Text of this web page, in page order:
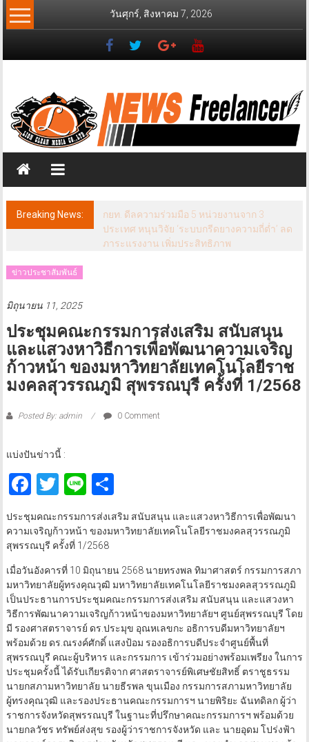
Skip
to
วันศุกร์, สิงหาคม 7, 2026
News
Freelancer
วส์
ฟรี
แลน
เซอร์
Breaking News:
กยท. ดีลความร่วมมือ 5 หน่วยงานจาก 3
ประเทศ หนุนวิจัย ‘ระบบกรีดยางความถี่ต่ำ’ ลด
ภาระแรงงาน เพิ่มประสิทธิภาพ
ข่าวประชาสัมพันธ์
มิถุนายน 11, 2025
ประชุมคณะกรรมการส่งเสริม สนับสนุน
และแสวงหาวิธีการเพื่อพัฒนาความเจริญ
ก้าวหน้า ของมหาวิทยาลัยเทคโนโลยีราช
มงคลสุวรรณภูมิ สุพรรณบุรี ครั้งที่ 1/2568
Posted By: admin 0 Comment
แบ่งปันข่าวนี้ :
Facebook
Twitter
LineShare
ประชุมคณะกรรมการส่งเสริม สนับสนุน และแสวงหาวิธีการเพื่อพัฒนา
ความเจริญก้าวหน้า ของมหาวิทยาลัยเทคโนโลยีราชมงคลสุวรรณภูมิ
สุพรรณบุรี ครั้งที่ 1/2568
เมื่อวันอังคารที่ 10 มิถุนายน 2568 นายทรงพล ทิมาศาสตร์ กรรมการสภา
มหาวิทยาลัยผู้ทรงคุณวุฒิ มหาวิทยาลัยเทคโนโลยีราชมงคลสุวรรณภูมิ
เป็นประธานการประชุมคณะกรรมการส่งเสริม สนับสนุน และแสวงหา
วิธีการพัฒนาความเจริญก้าวหน้าของมหาวิทยาลัยฯ ศูนย์สุพรรณบุรี โดย
มี รองศาสตราจารย์ ดร.ประมุข อุณหเลขกะ อธิการบดีมหาวิทยาลัยฯ
พร้อมด้วย ดร.ณรงค์ศักดิ์ แสงป้อม รองอธิการบดีประจำศูนย์พื้นที่
สุพรรณบุรี คณะผู้บริหาร และกรรมการ เข้าร่วมอย่างพร้อมเพรียง ในการ
ประชุมครั้งนี้ ได้รับเกียรติจาก ศาสตราจารย์พิเศษชัยสิทธิ์ ตราชูธรรม
นายกสภามหาวิทยาลัย นายธีรพล ขุนเมือง กรรมการสภามหาวิทยาลัย
ผู้ทรงคุณวุฒิ และรองประธานคณะกรรมการฯ นายพิริยะ ฉันทดิลก ผู้ว่า
ราชการจังหวัดสุพรรณบุรี ในฐานะที่ปรึกษาคณะกรรมการฯ พร้อมด้วย
นายกลวัชร ทรัพย์ส่งสุข รองผู้ว่าราชการจังหวัด และ นายอุดม โปร่งฟ้า